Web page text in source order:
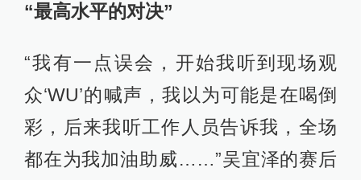
“最高水平的对决”
“我有一点误会，开始我听到现场观
众‘WU’的喊声，我以为可能是在喝倒
彩，后来我听工作人员告诉我，全场
都在为我加油助威……”吴宜泽的赛后